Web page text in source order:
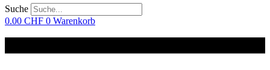
Suche
0.00 CHF 0 Warenkorb